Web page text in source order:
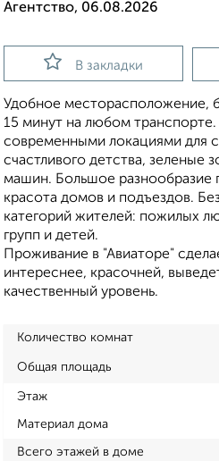
Агентство, 06.08.2026
В закладки
Удобное месторасположение,
15 минут на любом
современными локациями для
счастливого детства, зеленые
машин. Большое разнообразие
красота домов и подъездов.
категорий жителей: пожилых
групп и детей.
Проживание в "Авиаторе"
интереснее, красочней,
качественный уровень.
Количество комнат
Общая площадь
Этаж
Материал дома
Всего этажей в доме